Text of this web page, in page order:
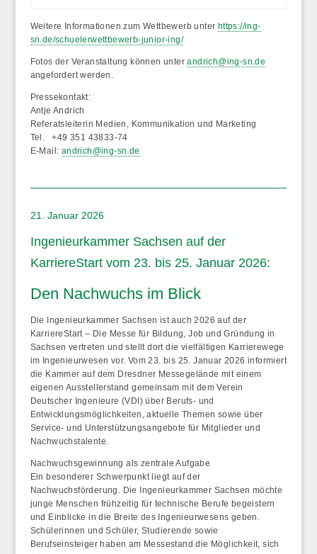
Weitere Informationen zum Wettbewerb unter https://ing-
sn.de/schuelerwettbewerb-junior-ing/
Fotos der Veranstaltung können unterandrich@ing-sn.de
angefordert werden.
Pressekontakt:
Antje Andrich
Referatsleiterin Medien, Kommunikation und Marketing
Tel. +49 351 43833-74
E-Mail: andrich@ing-sn.de
21. Januar 2026
Ingenieurkammer Sachsen auf der
KarriereStart vom 23. bis 25. Januar 2026:
Den Nachwuchs im Blick
Die Ingenieurkammer Sachsen ist auch 2026 auf der
KarriereStart – Die Messe für Bildung, Job und Gründung in
Sachsen vertreten und stellt dort die vielfältigen Karrierewege
im Ingenieurwesen vor. Vom 23. bis 25. Januar 2026 informiert
die Kammer auf dem Dresdner Messegelände mit einem
eigenen Ausstellerstand gemeinsam mit dem Verein
Deutscher Ingenieure (VDI) über Berufs- und
Entwicklungsmöglichkeiten, aktuelle Themen sowie über
Service- und Unterstützungsangebote für Mitglieder und
Nachwuchstalente.
Nachwuchsgewinnung als zentrale Aufgabe
Ein besonderer Schwerpunkt liegt auf der
Nachwuchsförderung. Die Ingenieurkammer Sachsen möchte
junge Menschen frühzeitig für technische Berufe begeistern
und Einblicke in die Breite des Ingenieurwesens geben.
Schülerinnen und Schüler, Studierende sowie
Berufseinsteiger haben am Messestand die Möglichkeit, sich